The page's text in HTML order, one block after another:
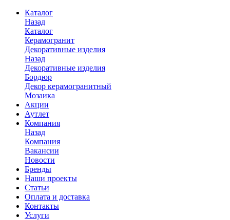
Каталог
Назад
Каталог
Керамогранит
Декоративные изделия
Назад
Декоративные изделия
Бордюр
Декор керамогранитный
Мозаика
Акции
Аутлет
Компания
Назад
Компания
Вакансии
Новости
Бренды
Наши проекты
Статьи
Оплата и доставка
Контакты
Услуги